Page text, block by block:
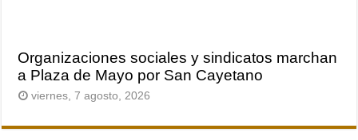
Organizaciones sociales y sindicatos marchan
a Plaza de Mayo por San Cayetano
viernes, 7 agosto, 2026